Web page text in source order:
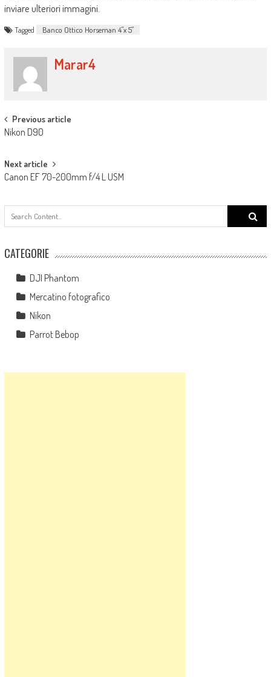
inviare ulteriori immagini.
Tagged Banco Ottico Horseman 4"x 5"
Marar4
Post navigation
Previous article
Nikon D90
Next article
Canon EF 70-200mm f/4 L USM
Search
for:
CATEGORIE
DJI Phantom
Mercatino fotografico
Nikon
Parrot Bebop